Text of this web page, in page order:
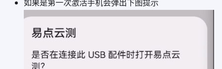
如果是第一次激活手机会弹出下图提示